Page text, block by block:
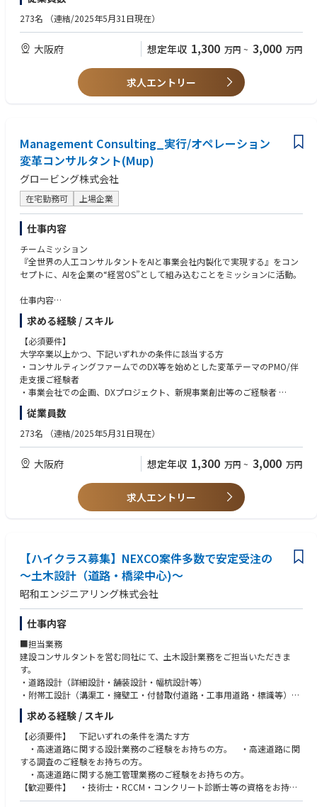
・大手専門商社における利益構造の見える化と経営KPI再設計に向けた基
幹系刷新
・大手自動車部品製造会社における経営管理体系・KPI再設計を通じた事
・大手製造コングロマリットにおける事業経営状況の可視化および経営管
発（オファリング化~PJでの実践~将来の海外輸出）
・セリング：Pupと連携し、新たなオファリングの開発、新規クライアン
・デリバリ：多くの場合、複数のクライアントやPJを同時に持ち、
・チーミング：Partnerに向けて、自身のチーム組成（クライアントとメン
【Manager】
･基本的に一つのPJに100%アサインとなり、D/SMupやPJチームメンバー
と連携しながら、現場でのクライアントのカウンターパートとしてPJの推
進や主要成果物の作成を担う
・状況に応じ、提案活動に参加する
【コンサルティング案件のご紹介（一例）】
・大手自動車会社の製造領域AI戦略～モデル開発
・大手自動車会社の経営統合シナジー検討
・大手自動車会社のグローバル品質におけるDX/AI戦略策定
・大手自動車会社のR&Dリソースマネジメント戦略策定
・大手製薬会社のグローバルDX(変革CxOオフィス)
・大手電機会社の新規事業創出 他多数
経験がある方
②製造業や小売業の事業会社において、経営企画、新規事業、M&A、DXや
③IT大手、SIer、AIスタートアップ等で、大規模システム導入やDX、AI／D
ata活用プロジェクト等の経験がある方
・日本の製造業や小売業の将来に関し危機感や使命感を持ち、自分ゴトと
して志高くクライアントの変革に伴走できる方
・日本語ネイティブレベルの方
・普通自動車運転免許（特に、Autoの場合）
【求める人物像】
・Auto&Productという新しいインダストリー・チームの立上げや拡大に
興味がある方
・インダストリーの再定義を行い、新しいインダストリー創出やインダス
トリー・コンバージェンスに興味がある方
・製造業や小売業のインダストリー、クライアントやその製品・サービス
に対する愛着や愛情、深い造形をお持ちの方
・自身の変化や成長を楽しめる方（Enjoy working）
・知的好奇心・知的タフネスがあり、自発的・積極的に物事を推進／自己
研鑽できる方（Growth mindset）
・将来の事業家・起業家・経営者を目指したい方（人材輩出）
273名 （連結/2025年5月31日現在）
大阪府 想定年収 1,300 万円 ~ 3,000 万円
求人エントリー
Management Consulting_実行/オペレーション
変革コンサルタント(Mup)
グロービング株式会社
在宅勤務可 上場企業
仕事内容
チームミッション
『全世界の人工コンサルタントをAIと事業会社内製化で実現する』をコン
セプトに、AIを企業の“経営OS”として組み込むことをミッションに活動。
仕事内容
AIを活用した、クライアントの自走を促す新しい形の実行/オペレーション
変革コンサルティング事業
Management Consultingでは、従来の“伴走支援”とは異なり、クライアン
トの自走を志向したサポートを実施し、価値を創出することを目指しま
す。
現在コンサルティング業界では“コンサルティング”と銘打ちながらも、ク
ライアントの業務代替や管理業務に終始し、本当に価値がある支援となっ
スタイルが増えつつあります。
我々の実行支援は、あくまでクライアントの自走化を目的とし、AIの活用
による業務の効率化・高度化や採用支援といった、従来では踏み込まなか
った領域までの支援による、新しい実行/オペレーション変革コンサルテ
ィングを実施しています。
チームとしても 「たのしいコンサル 」をキーワードに、働きやすく成長
も両立できる仕組みを整えています。
ことで得られる価値貢 献と、今後必須になる“AIの業務適応”スキル獲得
・「純粋にクライアントに向き合いたいのに売上・稼働へのプレッシャー
がノイズ…」
→営業とコンサル機能を分離したチーミングにより、プロジェクトにフ
ォーカス
・「今の待遇に満足しているが、このままでいいか不安・身動きが取れな
い…」
→待遇を維持/向上させつつ、AI・変革ノウハウを身に着け、今後の強み
を獲得
求める経験 / スキル
【必須要件】
大学卒業以上かつ、下記いずれかの条件に該当する方
・コンサルティングファームでのDX等を始めとした変革テーマのPMO/伴
走支援ご経験者
・事業会社での企画、DXプロジェクト、新規事業創出等のご経験者
・日本語がネイティブレベルの方
【求める人物像】
・成長中のファームで新サービス、新組織を拡大していきたい方
・事業やクライアントの業界に愛着や愛情を持っている方
・知的好奇心・知的タフネスがあり、自ら積極的に物事を推進/自己研鑽
従業員数
273名 （連結/2025年5月31日現在）
大阪府 想定年収 1,300 万円 ~ 3,000 万円
求人エントリー
【ハイクラス募集】NEXCO案件多数で安定受注の
～土木設計（道路・橋梁中心)～
昭和エンジニアリング株式会社
仕事内容
■担当業務
建設コンサルタントを営む同社にて、土木設計業務をご担当いただきま
す。
・道路設計（詳細設計・舗装設計・幅杭設計等）
・附帯工設計（溝渠工・擁壁工・付替取付道路・工事用道路・標識等）
・橋梁設計（新設・補修・改良・耐震補強）
・連絡等施設設計（交差点・ＪＣＴ・ＩＣ・ＳＡ・ＰＡ・ＢＳ等）
またそれに付随する発注者との打ち合わせ・現地踏査等。
主に道路・橋梁の設計業務がメインとなります。
※Auto-CADを使用します。
※※※2025.9～1年近くかけて、本社ビルを大規模改修し、働きやすいオ
フィス空間になります※※※
求める経験 / スキル
【必須要件】 下記いずれの条件を満たす方
・高速道路に関する設計業務のご経験をお持ちの方。 ・高速道路に関
する調査のご経験をお持ちの方。
・高速道路に関する施工管理業務のご経験をお持ちの方。
【歓迎要件】 ・技術士・RCCM・コンクリート診断士等の資格をお持ち
の方 ・土木施工管理技士（1級、2級）保有の方。